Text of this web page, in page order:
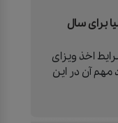
برای سال
اخذ ویزای
مهم آن در این